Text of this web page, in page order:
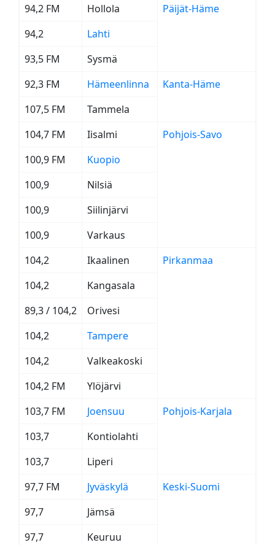
94,2 FM
Hollola
Päijät-Häme
94,2
Lahti
93,5 FM
Sysmä
92,3 FM
Hämeenlinna
Kanta-Häme
107,5 FM
Tammela
104,7 FM
Iisalmi
Pohjois-Savo
100,9 FM
Kuopio
100,9
Nilsiä
100,9
Siilinjärvi
100,9
Varkaus
104,2
Ikaalinen
Pirkanmaa
104,2
Kangasala
89,3 / 104,2
Orivesi
104,2
Tampere
104,2
Valkeakoski
104,2 FM
Ylöjärvi
103,7 FM
Joensuu
Pohjois-Karjala
103,7
Kontiolahti
103,7
Liperi
97,7 FM
Jyväskylä
Keski-Suomi
97,7
Jämsä
97,7
Keuruu